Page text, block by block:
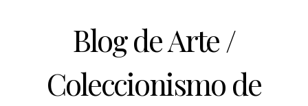
Blog de Arte /
Coleccionismo de